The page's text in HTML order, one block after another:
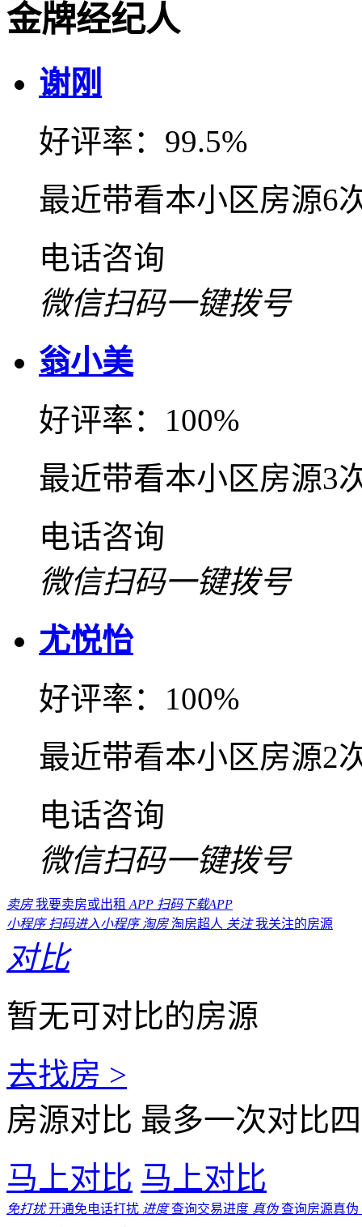
金牌经纪人
谢刚
好评率：99.5%
最近带看本小区房源6
电话咨询
微信扫码一键拨号
翁小美
好评率：100%
最近带看本小区房源3
电话咨询
微信扫码一键拨号
尤悦怡
好评率：100%
最近带看本小区房源2
电话咨询
微信扫码一键拨号
卖房 我要卖房或出租 APP 扫码下载APP
小程序 扫码进入小程序 淘房 淘房超人 关注 我关注的房源
对比
暂无可对比的房源
去找房 >
房源对比 最多一次对比
马上对比 马上对比
免打扰 开通免电话打扰 进度 查询交易进度 真伪 查询房源真伪